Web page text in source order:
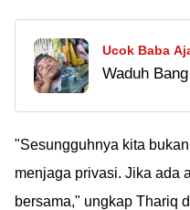
Ucok Baba
Anaknya
Waduh
diajarin
"Sesungguhnya kita
menjaga privasi. Jika ada
bersama," ungkap Thariq